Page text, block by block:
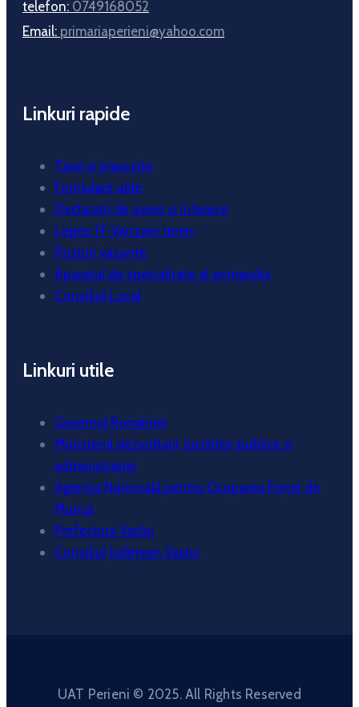
telefon: 0749168052
Email: primariaperieni@yahoo.com
Linkuri rapide
Taxe si impozite
Formulare utile
Declaratii de avere si interese
Legea 17-Vanzare teren
Posturi vacante
Aparatul de specialitate al primarului
Consiliul Local
Linkuri utile
Guvernul României
Ministerul dezvoltarii, lucrărilor publice și
administrației
Agenția Națională pentru Ocuparea Forței de
Muncă
Prefectura Vaslui
Consiliul Județean Vaslui
UAT Perieni © 2025. All Rights Reserved